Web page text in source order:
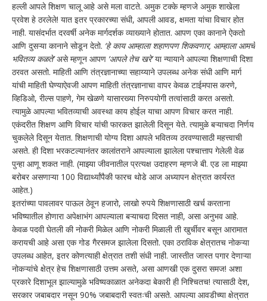
हल्ली आपले शिक्षण चालू आहे असे मला वाटते. अमुक टक्के म्हणजे अमुक शाखेला
प्रवेश हे ठरलेले! यात इतर प्रकारच्या संधी, आपली आवड, क्षमता यांचा विचार होत
नाही. यासंदर्भात दरवर्षी अनेक मार्गदर्शक व्याख्याने होतात. आपण एका कानाने ऐकतो
आणि दुसऱ्या कानाने सोडून देतो. ‘हे काय आम्हाला शहाणपण शिकवणार, आम्हाला आमचे
भवितव्य कळते’असे म्हणून आपण ‘आपले तेच खरे’या न्यायाने आपल्या शिक्षणाची दिशा
ठरवत असतो. माहिती आणि तंत्रज्ञानाच्या सहाय्याने उपलब्ध अनेक संधी आणि मार्ग
यांची माहिती घेण्याऐवजी आपण माहिती तंत्रज्ञानाचा वापर केवळ टाईमपास करणे,
व्हिडिओ, रील्स पाहणे, गेम खेळणे यासारख्या निरुपयोगी तत्वांसाठी करत असतो.
त्यामुळे आपल्या भवितव्याची अवस्था काय होईल याचा आपण विचार करत नाही.
एकंदरीत शिक्षण आणि विचार यांची फारकत झालेली दिसून येते. त्यामुळे बऱ्याचदा निर्णय
चुकलेले दिसून येतात. शिक्षणाची योग्य दिशा आपले भवितव्य ठरवण्यासाठी महत्त्वाची
असते. ही दिशा भरकटल्यानंतर कालांतराने आपल्याला झालेला पश्चात्ताप गेलेली वेळ
पुन्हा आणू शकत नाही. (माझ्या जीवनातील प्रत्यक्ष उदाहरण म्हणजे बी. एड ला माझ्या
बरोबर असणाऱ्या 100 विद्यार्थ्यांपैकी फारच थोडे आज अध्यापन क्षेत्रात कार्यरत
आहेत.)
इतरांच्या पावलावर पाऊल ठेवून हजारो, लाखो रुपये शिक्षणासाठी खर्च करताना
भविष्यातील होणारा अपेक्षाभंग आपल्याला बऱ्याचदा दिसत नाही, असा अनुभव आहे.
केवळ पदवी घेतली की नोकरी मिळेल आणि नोकरी मिळाली ती खुर्चीवर बसून आरामात
करायची आहे असा एक गोड गैरसमज झालेला दिसतो. एका ठराविक क्षेत्रातच नोकऱ्या
उपलब्ध आहेत, इतर कोणत्याही क्षेत्रात तशी संधी नाही. जास्तीत जास्त पगार देणाऱ्या
नोकऱ्यांचे क्षेत्र हेच शिक्षणासाठी उत्तम असते, असा आणखी एक दुसरा समज! अशा
प्रकारे दिशाभूल झाल्यामुळे भविष्यकाळात अनेकदा बेकारी ही निश्चितच! त्यासाठी देश,
सरकार जबाबदार नसून 90% जबाबदारी स्वतःची असते. आपल्या आवडीच्या क्षेत्रात